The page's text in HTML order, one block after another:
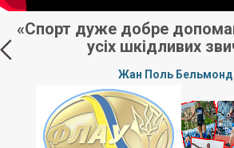
«Спорт дуже добре
усіх шкідливих
Жан Поль